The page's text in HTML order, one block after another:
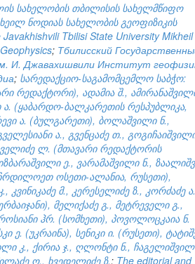
სახელობის თბილისის სახელმწიფო
ნოდიას სახელობის გეოფიზიკის
Javakhishvili Tbilisi State University Mikheil
; Тбилисский
И. Джавахишвили Институт
; სარედაქციო-საგამომცემლო საბჭო:
რედაქტორი), ადამია შ.,
ა. (ყაბარდო-ბალკარეთის რესპუბლიკა,
ა. (ბულგარეთი), ბოლაშვილი ნ.,
ა., გვენცაძე თ.,
ლ. (მთავარი რედაქტორის
ე., ვარამაშვილი ნ.,
ოსეთი-ალანია, რუსეთი),
კვინიკაძე მ., კერესელიძე ზ., კორძაძე
მელიქაძე გ., მეტრეველი გ.,
ჰრ. (სომხეთი), პოვოლოცკაია ნ.
ე. (უკრაინა), სენიკი ი. (რუსეთი),
კ., ქირია ჯ., ღლონტი ნ.,
ო., ხვედელიძე ზ.; The editorial and